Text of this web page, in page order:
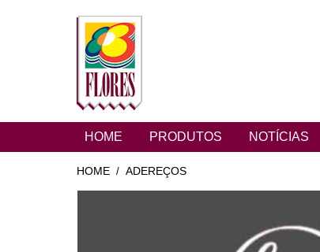
HOME PRODUTOS NOTÍCIAS
HOME / ADEREÇOS